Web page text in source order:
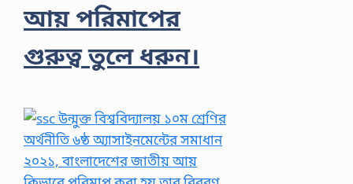
আয় পরিমাপের
গুরুত্ব তুলে ধরুন।